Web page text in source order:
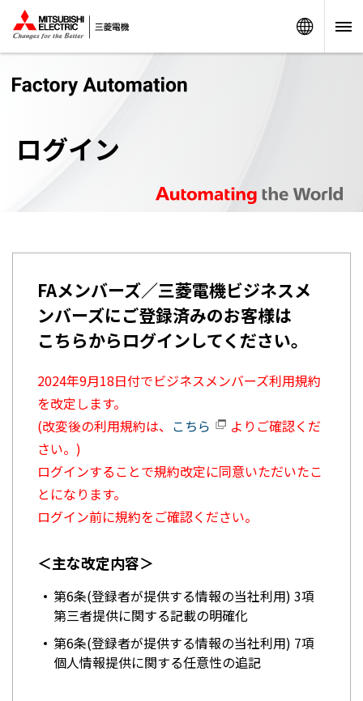
ログイン
FAメンバーズ／三菱電機ビジネスメ
ンバーズにご登録済みのお客様は
こちらからログインしてください。
2024年9月18日付でビジネスメンバーズ利用規約
を改定します。
(改変後の利用規約は、 こちら
よりご確認くだ
さい。)
ログインすることで規約改定に同意いただいたこ
とになります。
ログイン前に規約をご確認ください。
＜主な改定内容＞
第6条(登録者が提供する情報の当社利用) 3項
第三者提供に関する記載の明確化
第6条(登録者が提供する情報の当社利用) 7項
個人情報提供に関する任意性の追記